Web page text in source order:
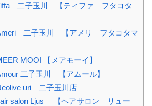
二子玉川 【ティファ フタコタ
二子玉川 【アメリ フタコタマ
MOOI 【メアモーイ】
二子玉川 【アムール】
uri 二子玉川店
salon Ljus 【ヘアサロン リュー